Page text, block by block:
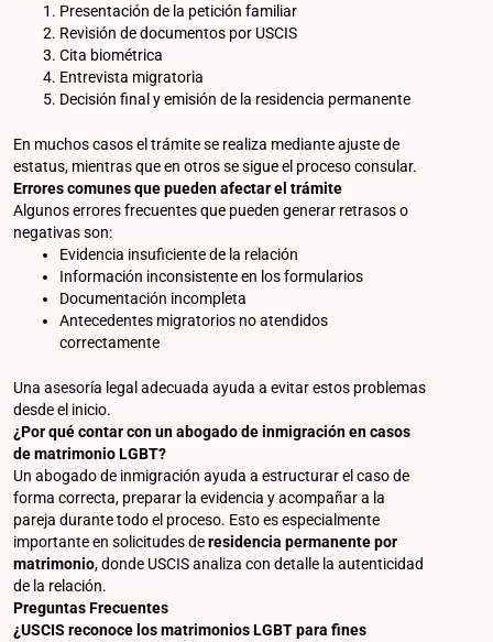
Presentación de la petición familiar
Revisión de documentos por USCIS
Cita biométrica
Entrevista migratoria
Decisión final y emisión de la residencia permanente
En muchos casos el trámite se realiza mediante ajuste de
estatus, mientras que en otros se sigue el proceso consular.
Errores comunes que pueden afectar el trámite
Algunos errores frecuentes que pueden generar retrasos o
negativas son:
Evidencia insuficiente de la relación
Información inconsistente en los formularios
Documentación incompleta
Antecedentes migratorios no atendidos
correctamente
Una asesoría legal adecuada ayuda a evitar estos problemas
desde el inicio.
¿Por qué contar con un abogado de inmigración en casos
de matrimonio LGBT?
Un abogado de inmigración ayuda a estructurar el caso de
forma correcta, preparar la evidencia y acompañar a la
pareja durante todo el proceso. Esto es especialmente
importante en solicitudes deresidencia permanente por
matrimonio, donde USCIS analiza con detalle la autenticidad
de la relación.
Preguntas Frecuentes
¿USCIS reconoce los matrimonios LGBT para fines